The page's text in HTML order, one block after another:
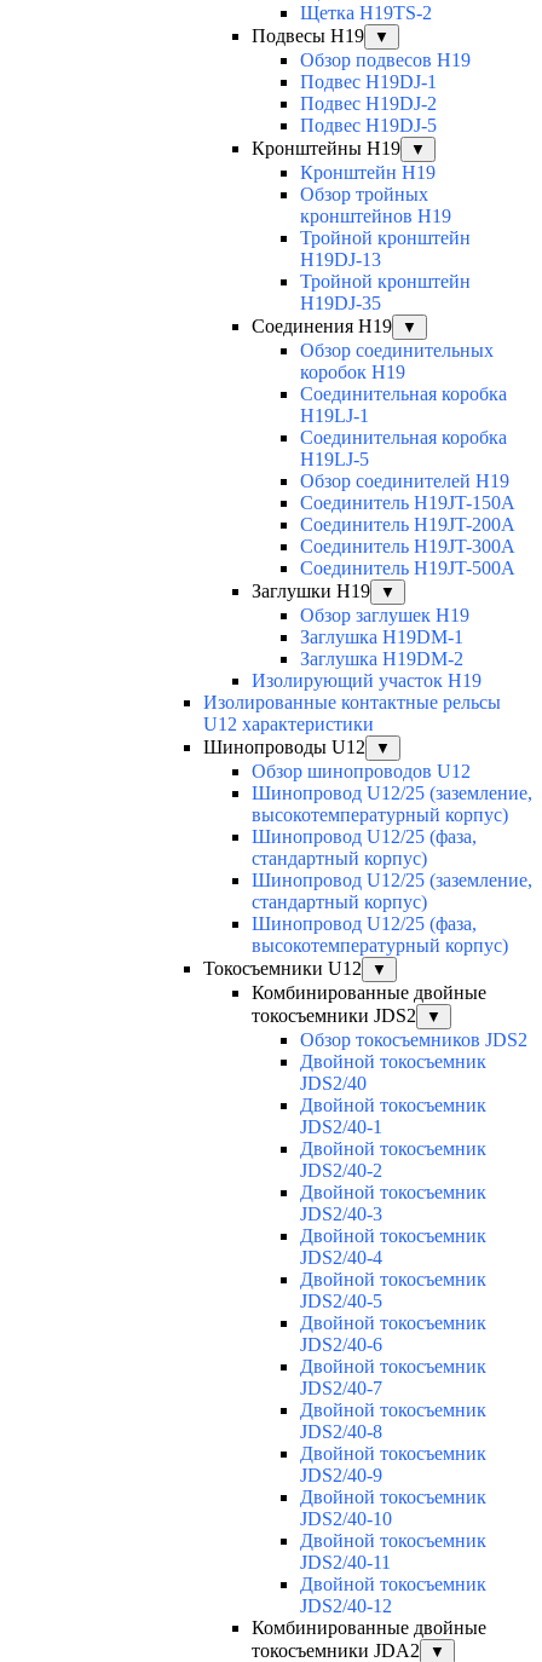
Щетка H19TS-2
Подвесы H19
▼
Обзор подвесов H19
Подвес H19DJ-1
Подвес H19DJ-2
Подвес H19DJ-5
Кронштейны H19
▼
Кронштейн H19
Обзор тройных
кронштейнов H19
Тройной кронштейн
H19DJ-13
Тройной кронштейн
H19DJ-35
Соединения H19
▼
Обзор соединительных
коробок H19
Соединительная коробка
H19LJ-1
Соединительная коробка
H19LJ-5
Обзор соединителей H19
Соединитель H19JT-150A
Соединитель H19JT-200A
Соединитель H19JT-300A
Соединитель H19JT-500A
Заглушки H19
▼
Обзор заглушек H19
Заглушка H19DM-1
Заглушка H19DM-2
Изолирующий участок H19
Изолированные контактные рельсы
U12 характеристики
Шинопроводы U12
▼
Обзор шинопроводов U12
Шинопровод U12/25 (заземление,
высокотемпературный корпус)
Шинопровод U12/25 (фаза,
стандартный корпус)
Шинопровод U12/25 (заземление,
стандартный корпус)
Шинопровод U12/25 (фаза,
высокотемпературный корпус)
Токосъемники U12
▼
Комбинированные двойные
токосъемники JDS2
▼
Обзор токосъемников JDS2
Двойной токосъемник
JDS2/40
Двойной токосъемник
JDS2/40-1
Двойной токосъемник
JDS2/40-2
Двойной токосъемник
JDS2/40-3
Двойной токосъемник
JDS2/40-4
Двойной токосъемник
JDS2/40-5
Двойной токосъемник
JDS2/40-6
Двойной токосъемник
JDS2/40-7
Двойной токосъемник
JDS2/40-8
Двойной токосъемник
JDS2/40-9
Двойной токосъемник
JDS2/40-10
Двойной токосъемник
JDS2/40-11
Двойной токосъемник
JDS2/40-12
Комбинированные двойные
токосъемники JDA2
▼